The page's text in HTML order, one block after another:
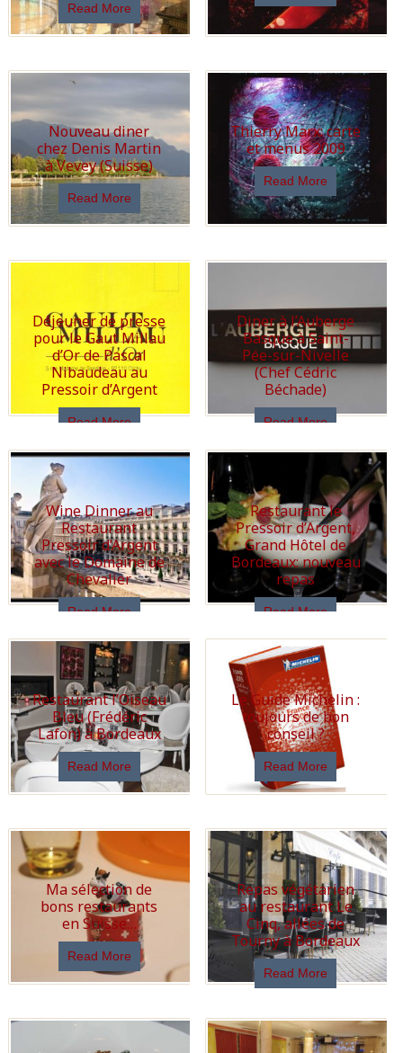
Read More
Nouveau diner
chez Denis Martin
à Vevey (Suisse)
Read More
Thierry Marx: carte
et menus 2009
Read More
Déjeuner de presse
pour le Gaut Millau
d’Or de Pascal
Nibaudeau au
Pressoir d’Argent
Read More
Diner à l’Auberge
Basque à Saint-
Pée-sur-Nivelle
(Chef Cédric
Béchade)
Read More
Wine Dinner au
Restaurant
Pressoir d’Argent
avec le Domaine de
Chevalier
Read More
Restaurant le
Pressoir d’Argent,
Grand Hôtel de
Bordeaux: nouveau
repas
Read More
Restaurant l’Oiseau
Bleu (Frédéric
Lafon) à Bordeaux
Read More
Le Guide Michelin :
toujours de bon
conseil ?
Read More
Ma sélection de
bons restaurants
en Suisse…
Read More
Repas végétarien
au restaurant Le
Cinq, allées de
Tourny à Bordeaux
Read More